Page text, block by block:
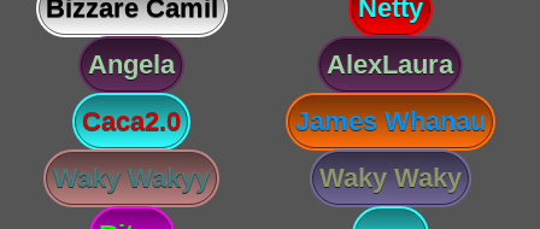
Bizzare Camil
Netty
Angela
AlexLaura
Caca2.0
James Whanau
Waky Wakyy
Waky Waky